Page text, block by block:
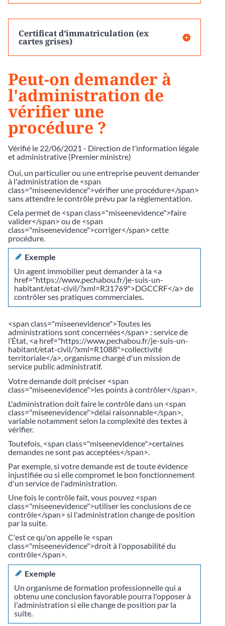
Certificat d’immatriculation (ex
cartes grises)
Peut-on demander à
l'administration de
vérifier une
procédure ?
Vérifié le 22/06/2021 - Direction de l'information légale
et administrative (Premier ministre)
Oui, un particulier ou une entreprise peuvent demander
à l'administration de <span
class="miseenevidence">vérifier une procédure</span>
sans attendre le contrôle prévu par la réglementation.
Cela permet de <span class="miseenevidence">faire
valider</span> ou de <span
class="miseenevidence">corriger</span> cette
procédure.
Exemple
Un agent immobilier peut demander à la <a
href="https://www.pechabou.fr/je-suis-un-
habitant/etat-civil/?xml=R31769">DGCCRF</a> de
contrôler ses pratiques commerciales.
<span class="miseenevidence">Toutes les
administrations sont concernées</span> : service de
l’État, <a href="https://www.pechabou.fr/je-suis-un-
habitant/etat-civil/?xml=R1088">collectivité
territoriale</a>, organisme chargé d'un mission de
service public administratif.
Votre demande doit préciser <span
class="miseenevidence">les points à contrôler</span>.
L'administration doit faire le contrôle dans un <span
class="miseenevidence">délai raisonnable</span>,
variable notamment selon la complexité des textes à
vérifier.
Toutefois, <span class="miseenevidence">certaines
demandes ne sont pas acceptées</span>.
Par exemple, si votre demande est de toute évidence
injustifiée ou si elle compromet le bon fonctionnement
d'un service de l'administration.
Une fois le contrôle fait, vous pouvez <span
class="miseenevidence">utiliser les conclusions de ce
contrôle</span> si l'administration change de position
par la suite.
C'est ce qu'on appelle le <span
class="miseenevidence">droit à l'opposabilité du
contrôle</span>.
Exemple
Un organisme de formation professionnelle qui a
obtenu une conclusion favorable pourra l'opposer à
l'administration si elle change de position par la
suite.